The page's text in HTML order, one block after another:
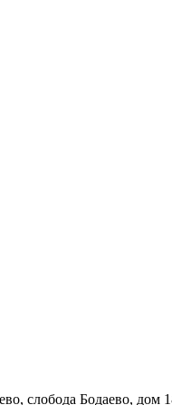
слобода Бодаево, дом